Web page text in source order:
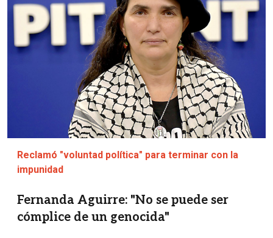
Reclamó "voluntad política" para terminar con la
impunidad
Fernanda Aguirre: "No se puede ser
cómplice de un genocida"